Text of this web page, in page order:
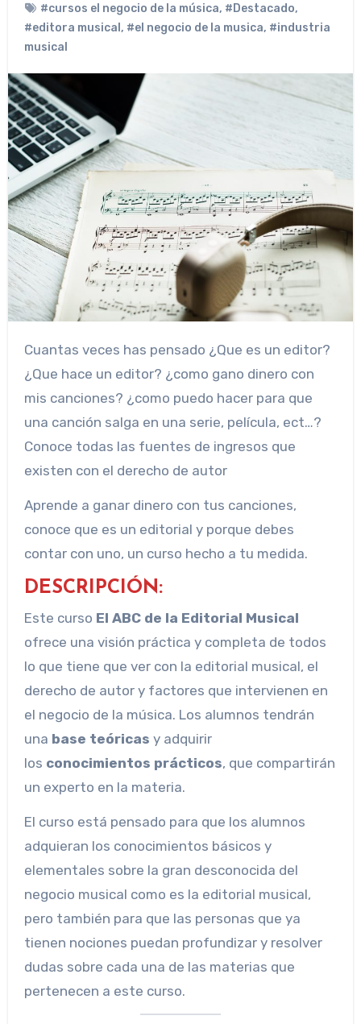
#cursos el negocio de la música, #Destacado,
#editora musical , #el negocio de la musica, #industria
musical
Cuantas veces has pensado ¿Que es un editor?
¿Que hace un editor? ¿como gano dinero con
mis canciones? ¿como puedo hacer para que
una canción salga en una serie, película, ect…?
Conoce todas las fuentes de ingresos que
existen con el derecho de autor
Aprende a ganar dinero con tus canciones,
conoce que es un editorial y porque debes
contar con uno, un curso hecho a tu medida.
DESCRIPCIÓN:
Este curso El ABC de la Editorial Musical
ofrece una visión práctica y completa de todos
lo que tiene que ver con la editorial musical, el
derecho de autor y factores que intervienen en
el negocio de la música. Los alumnos tendrán
una base teóricas y adquirir
los conocimientos prácticos, que compartirán
un experto en la materia.
El curso está pensado para que los alumnos
adquieran los conocimientos básicos y
elementales sobre la gran desconocida del
negocio musical como es la editorial musical,
pero también para que las personas que ya
tienen nociones puedan profundizar y resolver
dudas sobre cada una de las materias que
pertenecen a este curso.